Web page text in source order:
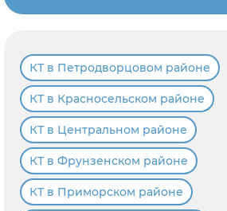
КТ в Петродворцовом районе
КТ в Красносельском районе
КТ в Центральном районе
КТ в Фрунзенском районе
КТ в Приморском районе